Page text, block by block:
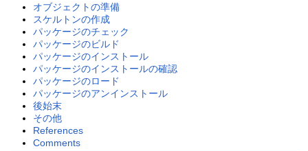
オブジェクトの準備
スケルトンの作成
パッケージのチェック
パッケージのビルド
パッケージのインストール
パッケージのインストールの確認
パッケージのロード
パッケージのアンインストール
後始末
その他
References
Comments